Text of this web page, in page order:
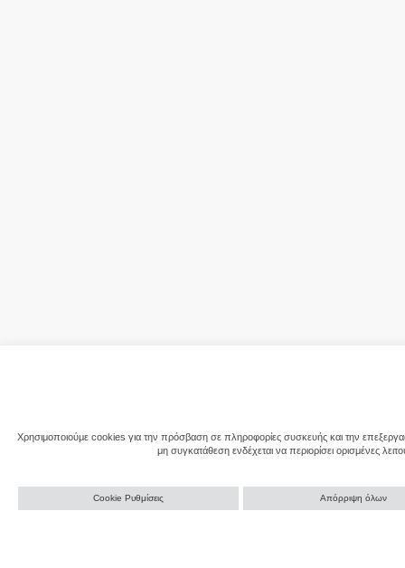
Χρησιμοποιούμε cookies για την πρόσβαση σε πληροφορίες συσκευής και την
μη συγκατάθεση ενδέχεται να περιορίσει ορισμένες
Cookie Ρυθμίσεις Απόρριψη όλων